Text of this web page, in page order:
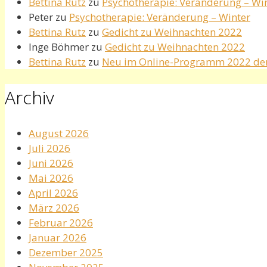
Peter zu Psychotherapie: Veränderung – Winter
Bettina Rutz zu Gedicht zu Weihnachten 2022
Inge Böhmer zu Gedicht zu Weihnachten 2022
Bettina Rutz zu Neu im Online-Programm 2022
Archiv
August 2026
Juli 2026
Juni 2026
Mai 2026
April 2026
März 2026
Februar 2026
Januar 2026
Dezember 2025